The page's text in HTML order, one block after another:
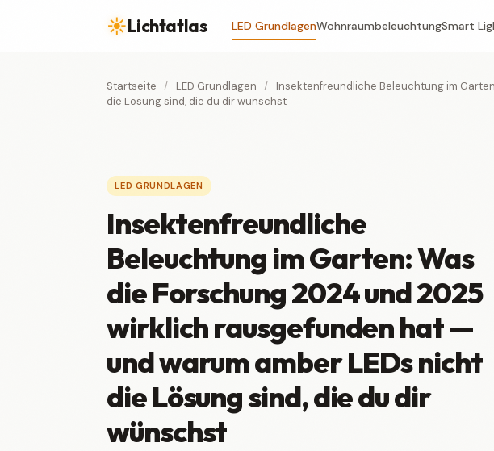
☀Lichtatlas LED GrundlagenWohnraumbeleuchtungSmart
Startseite / LED Grundlagen /
Insektenfreundliche Beleuchtung im
die Lösung sind, die du dir wünschst
LED GRUNDLAGEN
Insektenfreundliche
Beleuchtung im Garten: Was
die Forschung 2024 und 2025
wirklich rausgefunden hat —
und warum amber LEDs nicht
die Lösung sind, die du dir
wünschst